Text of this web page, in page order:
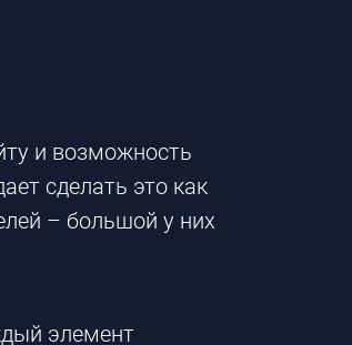
и возможность
сделать это как
– большой у них
элемент